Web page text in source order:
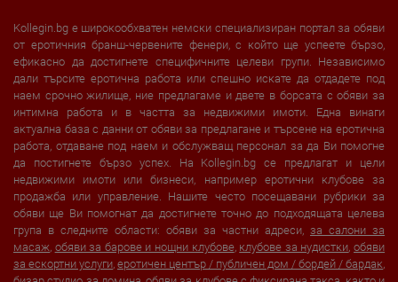
Kollegin.bg е широкообхватен немски специализиран портал за обяви
от еротичния бранш-червените фенери, с който ще успеете бързо,
ефикасно да достигнете специфичните целеви групи. Независимо
дали търсите еротична работа или спешно искате да отдадете под
наем срочно жилище, ние предлагаме и двете в борсата с обяви за
интимна работа и в частта за недвижими имоти. Една винаги
актуална база с данни от обяви за предлагане и търсене на еротична
работа, отдаване под наем и обслужващ персонал за да Ви помогне
да постигнете бързо успех. На Kollegin.bg се предлагат и цели
недвижими имоти или бизнеси, например еротични клубове за
продажба или управление. Нашите често посещавани рубрики за
обяви ще Ви помогнат да достигнете точно до подходящата целева
група в следните области: обяви за частни адреси, за салони за
масаж, обяви за барове и нощни клубове, клубове за нудистки,обяви
за ескортни услуги, еротичен център / публичен дом / бордей / бардак,